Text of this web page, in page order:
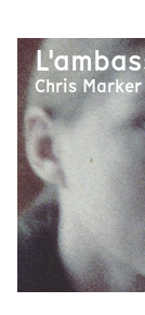
Chris Marker